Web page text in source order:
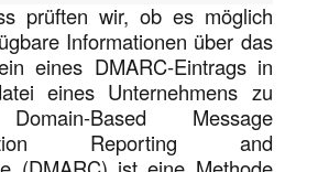
prüften wir, ob es möglich
Informationen über das
eines DMARC-Eintrags in
eines Unternehmens zu
Based Message
Reporting and